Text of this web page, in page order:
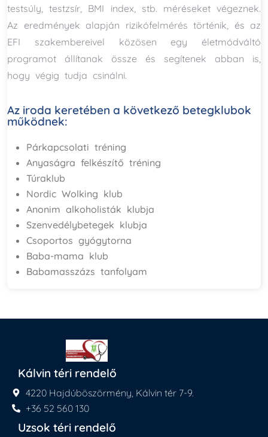
testsúly, testzsír, BMI index, stb. méréseket végez­nek.
Az eredmények alapján rizikófelmérés történik, és az
EFI szakembereivel közösen egy életmódváltó
programot állítanak össze és segítenek abban is,
hogy végig tudja csinálni.
Az iroda keretében a következő betegklubok
működnek:
Párkapcsolati tréning
Anyaságra felkészítő tréning
Túraklub
Nordic Wolking klub
Anonim alkoholisták klubja
Szenvedélybetegek klubja
Csoportos gyógytorna
Baba-mama klub
Babamasszázs tanfolyam
Kálvin téri rendelő
4220 Hajdúböszörmény, Kálvin tér 7-9.
+36 52 560 130
Uzsok téri rendelő